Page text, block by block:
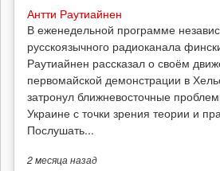
Антти Раутиайнен
В еженедельной программе
русскоязычного радиоканала
Раутиайнен рассказал о своём
первомайской демонстрации в
затронул ближневосточные
Украине с точки зрения теории и
Послушать...
2 месяцаназад